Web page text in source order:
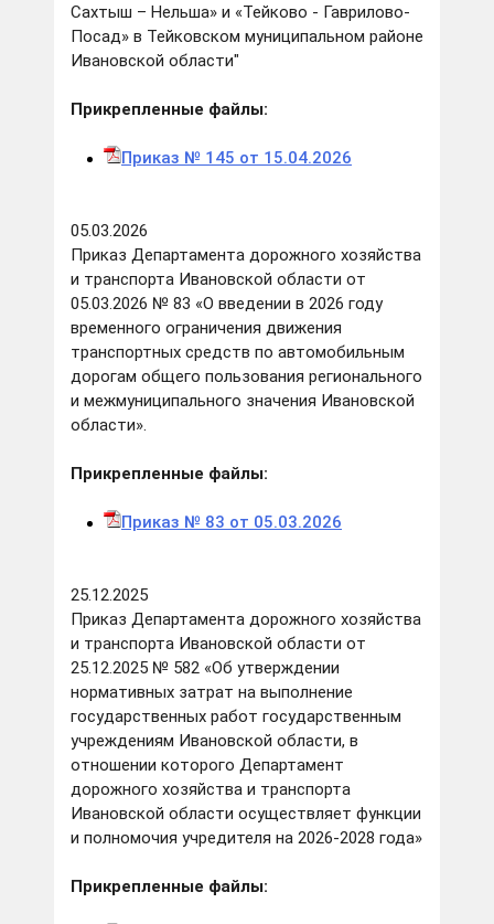
Сахтыш – Нельша» и «Тейково - Гаврилово-
Посад» в Тейковском муниципальном районе
Ивановской области"
Прикрепленные файлы:
Приказ № 145 от 15.04.2026
05.03.2026
Приказ Департамента дорожного хозяйства
и транспорта Ивановской области от
05.03.2026 № 83 «О введении в 2026 году
временного ограничения движения
транспортных средств по автомобильным
дорогам общего пользования регионального
и межмуниципального значения Ивановской
области».
Прикрепленные файлы:
Приказ № 83 от 05.03.2026
25.12.2025
Приказ Департамента дорожного хозяйства
и транспорта Ивановской области от
25.12.2025 № 582 «Об утверждении
нормативных затрат на выполнение
государственных работ государственным
учреждениям Ивановской области, в
отношении которого Департамент
дорожного хозяйства и транспорта
Ивановской области осуществляет функции
и полномочия учредителя на 2026-2028 года»
Прикрепленные файлы: